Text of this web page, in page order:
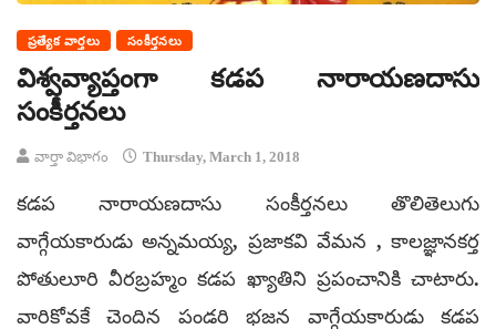
ప్రత్యేక వార్తలు సంకీర్తనలు
విశ్వవ్యాప్తంగా కడప నారాయణదాసు
సంకీర్తనలు
వార్తా విభాగం Thursday, March 1, 2018
కడప నారాయణదాసు సంకీర్తనలు తొలితెలుగు
వాగ్గేయకారుడు అన్నమయ్య, ప్రజాకవి వేమన , కాలజ్ఞానకర్త
పోతులూరి వీరబ్రహ్మం కడప ఖ్యాతిని ప్రపంచానికి చాటారు.
వారికోవకే చెందిన పండరి భజన వాగ్గేయకారుడు కడప